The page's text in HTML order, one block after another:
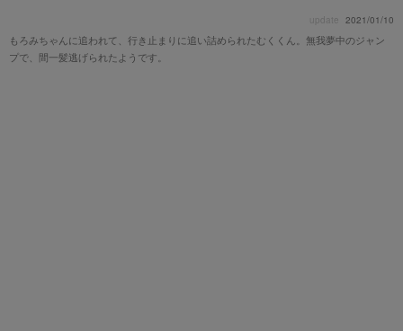
update 2021/01/10
もろみちゃんに追われて、行き止まりに追い詰められたむくくん。無我夢中のジャン
プで、間一髪逃げられたようです。